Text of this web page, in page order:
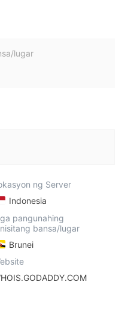
lugar
ng Server
Indonesia
pangunahing
bansa/lugar
Brunei